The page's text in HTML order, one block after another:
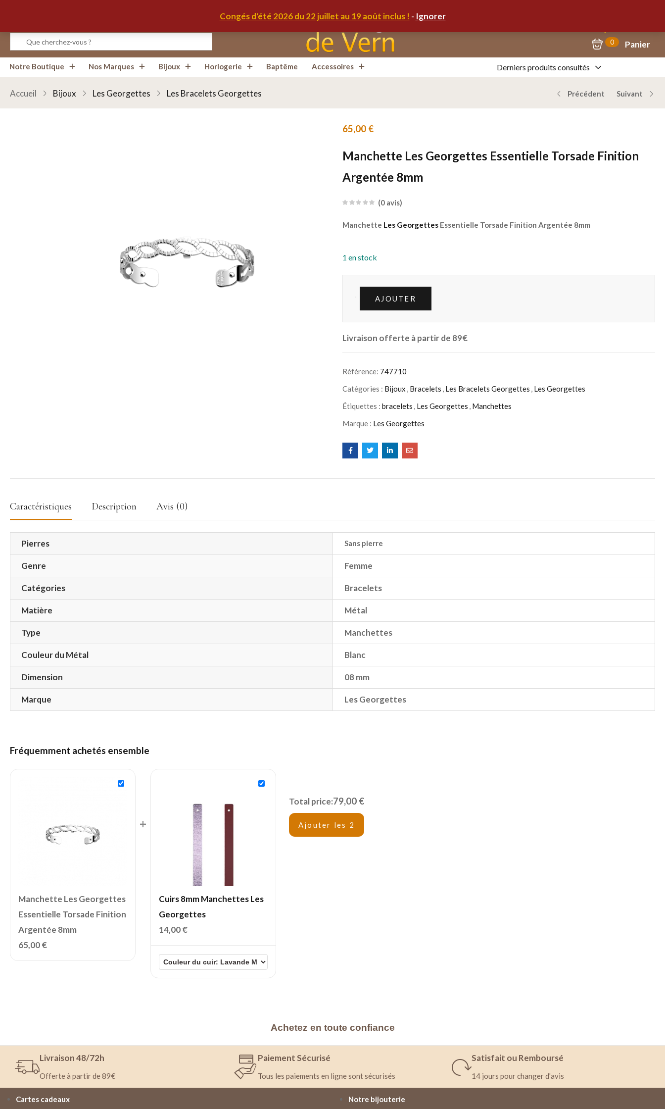
Congés d'été 2026 du 22 juillet au 19 août inclus ! - Ignorer
0 Panier
Notre Boutique Nos Marques Bijoux Horlogerie Baptême Accessoires Derniers produits consultés
Accueil Bijoux Les Georgettes Les Bracelets Georgettes Précédent Suivant
65,00 €
Manchette Les Georgettes Essentielle Torsade Finition
Argentée 8mm
0 avis
Manchette Les Georgettes Essentielle Torsade Finition Argentée 8mm
1 en stock
AJOUTER
Livraison offerte à partir de 89€
Référence: 747710
Catégories : Bijoux , Bracelets , Les Bracelets Georgettes , Les Georgettes
Étiquettes : bracelets , Les Georgettes , Manchettes
Marque : Les Georgettes
Caractéristiques Description Avis (0)
Pierres Sans pierre
Genre Femme
Catégories Bracelets
Matière Métal
Type Manchettes
Couleur du Métal Blanc
Dimension 08 mm
Marque Les Georgettes
Fréquemment achetés ensemble
Manchette Les Georgettes
Essentielle Torsade Finition
Argentée 8mm
65,00€
+
Cuirs 8mm Manchettes Les
Georgettes
14,00€
Total price:79,00 €
Ajouter les 2
Achetez en toute confiance
Livraison 48/72h
Offerte à partir de 89€
Paiement Sécurisé
Tous les paiements en ligne sont sécurisés
Satisfait ou Remboursé
14 jours pour changer d'avis
Cartes cadeaux Notre bijouterie